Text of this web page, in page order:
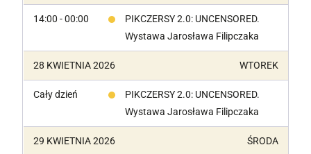
14:00 - 00:00
PIKCZERSY 2.0: UNCENSORED.
Wystawa Jarosława Filipczaka
28 KWIETNIA 2026 WTOREK
Cały dzień
PIKCZERSY 2.0: UNCENSORED.
Wystawa Jarosława Filipczaka
29 KWIETNIA 2026 ŚRODA